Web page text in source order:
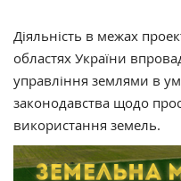
Діяльність в межах
областях України
управління землями в
законодавства щодо
використання земель.